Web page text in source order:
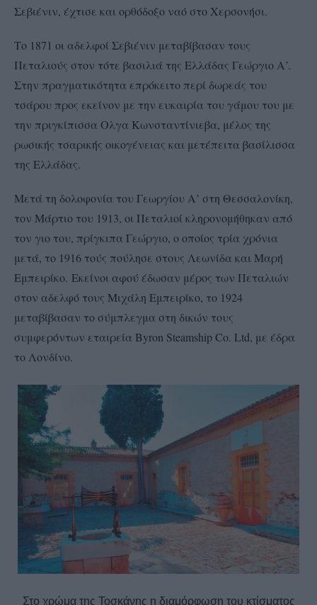
Σεβιένιν, έχτισε και ορθόδοξο ναό στο Χερσονήσι.
Το 1871 οι αδελφοί Σεβιένιν μεταβίβασαν τους
Πεταλιούς στον τότε βασιλιά της Ελλάδας Γεώργιο Α’.
Στην πραγματικότητα επρόκειτο περί δωρεάς του
τσάρου προς εκείνον με την ευκαιρία του γάμου του με
την πριγκίπισσα Ολγα Κωνσταντίνιεβα, μέλος της
ρωσικής τσαρικής οικογένειας και μετέπειτα βασίλισσα
της Ελλάδας.
Μετά τη δολοφονία του Γεωργίου Α’ στη Θεσσαλονίκη,
τον Μάρτιο του 1913, οι Πεταλιοί κληρονομήθηκαν από
τον γιο του, πρίγκιπα Γεώργιο, ο οποίος τρία χρόνια
μετά, το 1916 τούς πούλησε στους Λεωνίδα και Μαρή
Εμπειρίκο. Εκείνοι αφού έδωσαν μέρος των Πεταλιών
στον αδελφό τους Μιχάλη Εμπειρίκο, το 1924
μεταβίβασαν το σύμπλεγμα στη δικών τους
συμφερόντων εταιρεία Byron Steamship Co. Ltd, με έδρα
το Λονδίνο.
Στο χρώμα της Τοσκάνης η διαμόρφωση του κτίσματος